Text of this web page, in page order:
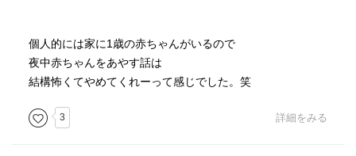
個人的には家に1歳の赤ちゃんがいるので
夜中赤ちゃんをあやす話は
結構怖くてやめてくれーって感じでした。笑
3 詳細をみる